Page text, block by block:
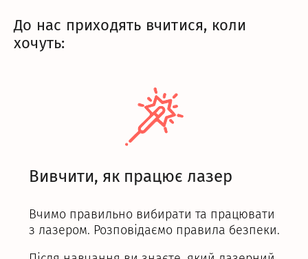
До нас приходять вчитися, коли
хочуть:
Вивчити, як працює лазер
Вчимо правильно вибирати та працювати
з лазером. Розповідаємо правила безпеки.